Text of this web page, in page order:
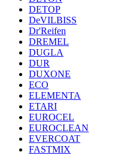
DETOP
DeVILBISS
Dr'Reifen
DREMEL
DUGLA
DUR
DUXONE
ECO
ELEMENTA
ETARI
EUROCEL
EUROCLEAN
EVERCOAT
FASTMIX